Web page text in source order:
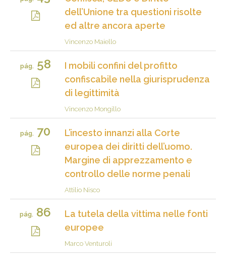
dell’Unione tra questioni risolte
ed altre ancora aperte
Vincenzo Maiello
pág. 58
I mobili confini del profitto
confiscabile nella giurisprudenza
di legittimità
Vincenzo Mongillo
pág. 70
L’incesto innanzi alla Corte
europea dei diritti dell’uomo.
Margine di apprezzamento e
controllo delle norme penali
Attilio Nisco
pág. 86
La tutela della vittima nelle fonti
europee
Marco Venturoli